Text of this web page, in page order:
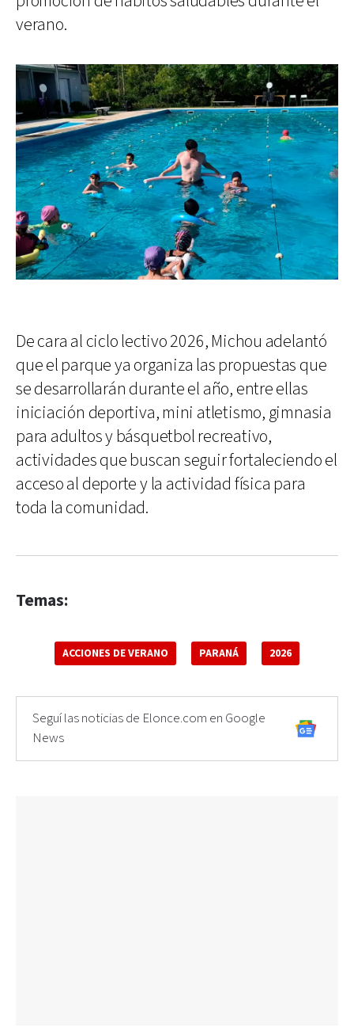
verano.
De cara al ciclo lectivo 2026, Michou adelantó
que el parque ya organiza las propuestas que
se desarrollarán durante el año, entre ellas
iniciación deportiva, mini atletismo, gimnasia
para adultos y básquetbol recreativo,
actividades que buscan seguir fortaleciendo el
acceso al deporte y la actividad física para
toda la comunidad.
Temas:
ACCIONES DE VERANO PARANÁ 2026
Seguí las noticias de Elonce.com en Google
News